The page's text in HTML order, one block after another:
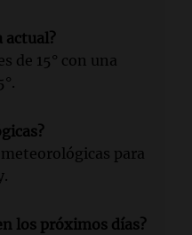
actual?
de 15° con una
para
los próximos días?